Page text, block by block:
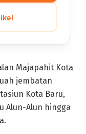
Majapahit Kota
jembatan
Kota Baru,
Alun-Alun hingga